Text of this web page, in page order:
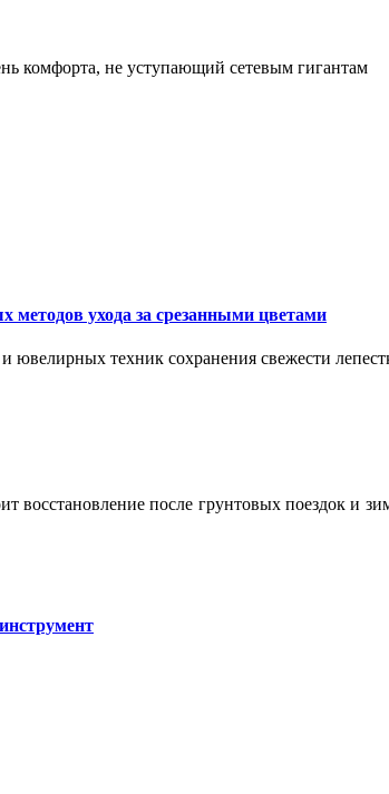
комфорта, не уступающий сетевым гигантам
методов ухода за срезанными цветами
ювелирных техник сохранения свежести
восстановление после грунтовых поездок и